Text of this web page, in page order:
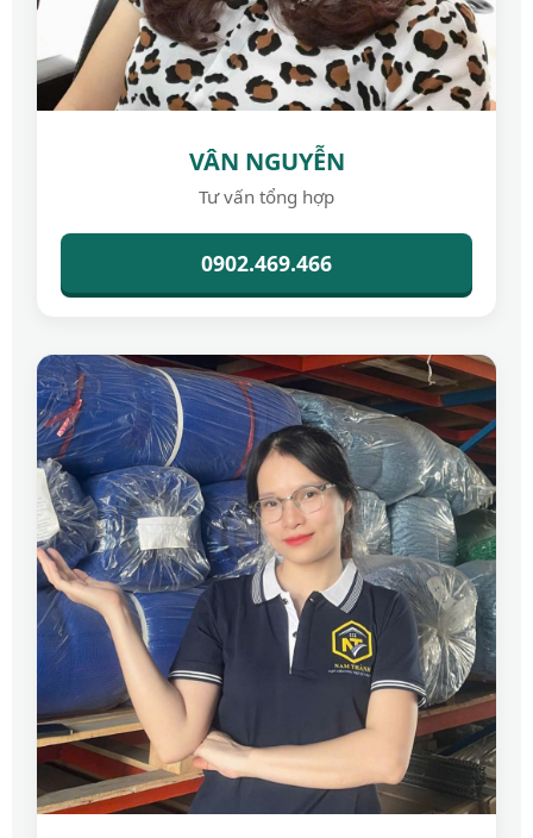
VÂN NGUYỄN
Tư vấn tổng hợp
0902.469.466